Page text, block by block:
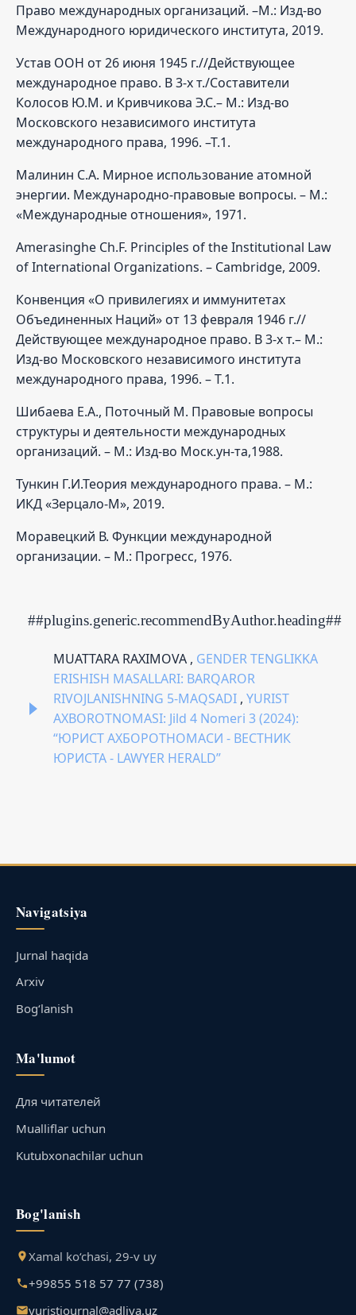
Право международных организаций. –М.: Изд-во
Международного юридического института, 2019.
Устав ООН от 26 июня 1945 г.//Действующее
международное право. В 3-х т./Составители
Колосов Ю.М. и Кривчикова Э.С.– М.: Изд-во
Московского независимого института
международного права, 1996. –Т.1.
Малинин С.А. Мирное использование атомной
энергии. Международно-правовые вопросы. – М.:
«Международные отношения», 1971.
Amerasinghe Ch.F. Principles of the Institutional Law
of International Organizations. – Cambridge, 2009.
Конвенция «О привилегиях и иммунитетах
Объединенных Наций» от 13 февраля 1946 г.//
Действующее международное право. В 3-х т.– М.:
Изд-во Московского независимого института
международного права, 1996. – Т.1.
Шибаева Е.А., Поточный М. Правовые вопросы
структуры и деятельности международных
организаций. – М.: Изд-во Моск.ун-та,1988.
Тункин Г.И.Теория международного права. – М.:
ИКД «Зерцало-М», 2019.
Моравецкий В. Функции международной
организации. – М.: Прогресс, 1976.
##plugins.generic.recommendByAuthor.heading##
MUATTARA RAXIMOVA , GENDER TENGLIKKA
ERISHISH MASALLARI: BARQAROR
RIVOJLANISHNING 5-MAQSADI , YURIST
AXBOROTNOMASI: Jild 4 Nomeri 3 (2024):
“ЮРИСТ АХБОРОТНОМАСИ - ВЕСТНИК
ЮРИСТА - LAWYER HERALD”
Navigatsiya
Jurnal haqida
Arxiv
Bog‘lanish
Ma'lumot
Для читателей
Mualliflar uchun
Kutubxonachilar uchun
Bog'lanish
Xamal ko‘chasi, 29-v uy
+99855 518 57 77 (738)
yuristjournal@adliya.uz